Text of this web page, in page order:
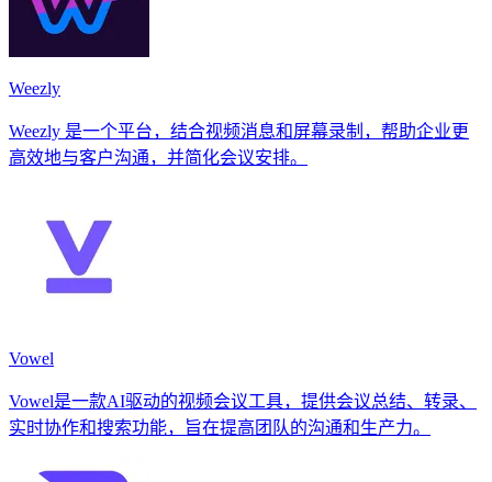
Weezly
Weezly 是一个平台，结合视频消息和屏幕录制，帮助企业更
高效地与客户沟通，并简化会议安排。
Vowel
Vowel是一款AI驱动的视频会议工具，提供会议总结、转录、
实时协作和搜索功能，旨在提高团队的沟通和生产力。